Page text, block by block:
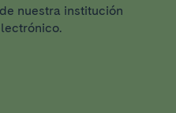
nuestra institución